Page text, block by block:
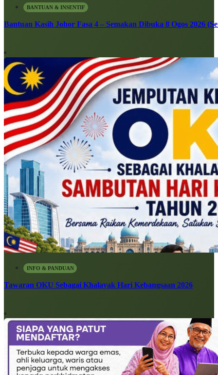
BANTUAN & INSENTIF
Bantuan Kasih Johor Fasa 4 – Semakan Dibuka 8 Ogos 2026
INFO & PANDUAN
Tawaran OKU Sebagai Khalayak Hari Kebangsaan 2026